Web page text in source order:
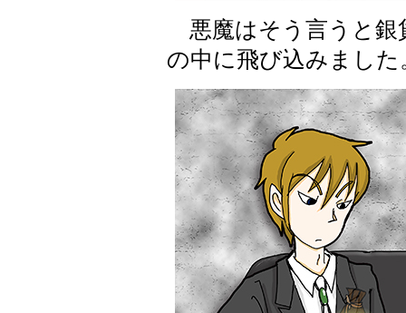
悪魔はそう言うと銀
の中に飛び込みました